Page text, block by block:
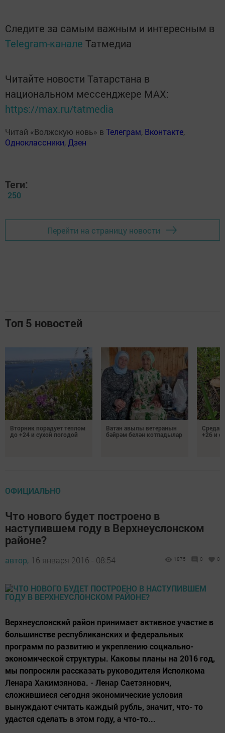
Следите за самым важным и интересным в
Telegram-канале Татмедиа
Читайте новости Татарстана в
национальном мессенджере MАХ:
https://max.ru/tatmedia
Читай «Волжскую новь» в Телеграм, Вконтакте,
Одноклассники, Дзен
Теги:
250
Перейти на страницу новости
Топ 5 новостей
Вторник порадует теплом
до +24 и сухой погодой
Ватан авылы ветеранын
бәйрәм белән котладылар
Среда
+26 и
ОФИЦИАЛЬНО
Что нового будет построено в
наступившем году в Верхнеуслонском
районе?
автор, 16 января 2016 - 08:54 1875 0 0
Верхнеуслонский район принимает активное участие в
большинстве республиканских и федеральных
программ по развитию и укреплению социально-
экономической структуры. Каковы планы на 2016 год,
мы попросили рассказать руководителя Исполкома
Ленара Хакимзянова. - Ленар Саетзянович,
сложившиеся сегодня экономические условия
вынуждают считать каждый рубль, значит, что- то
удастся сделать в этом году, а что-то...